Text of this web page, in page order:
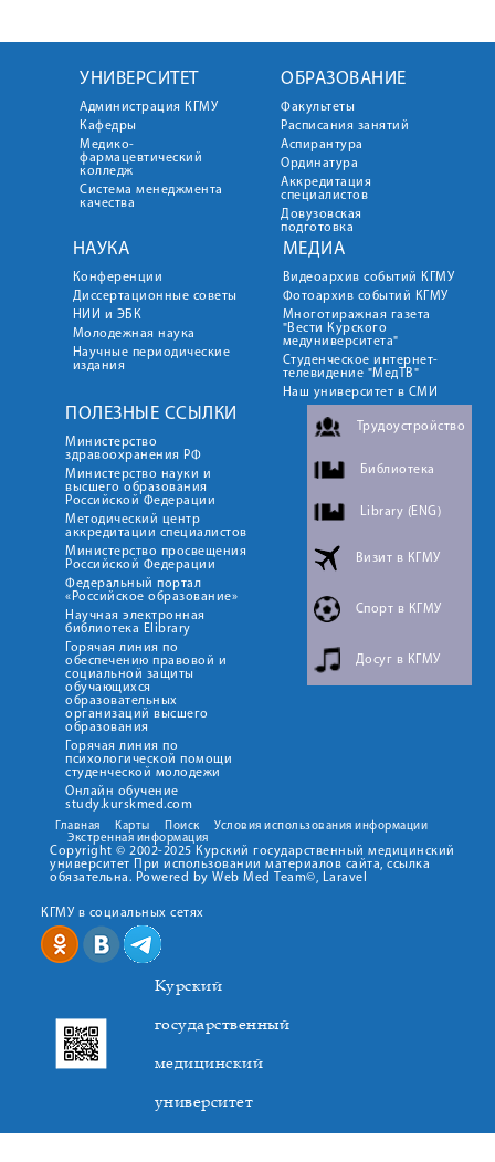
УНИВЕРСИТЕТ
Администрация КГМУ
Кафедры
Медико-
фармацевтический
колледж
Система менеджмента
качества
ОБРАЗОВАНИЕ
Факультеты
Расписания занятий
Аспирантура
Ординатура
Аккредитация
специалистов
Довузовская
подготовка
НАУКА
Конференции
Диссертационные советы
НИИ и ЭБК
Молодежная наука
Научные периодические
издания
МЕДИА
Видеоархив событий КГМУ
Фотоархив событий КГМУ
Многотиражная газета
"Вести Курского
медуниверситета"
Студенческое интернет-
телевидение "МедТВ"
Наш университет в СМИ
ПОЛЕЗНЫЕ ССЫЛКИ
Министерство
здравоохранения РФ
Министерство науки и
высшего образования
Российской Федерации
Методический центр
аккредитации специалистов
Министерство просвещения
Российской Федерации
Федеральный портал
«Российское образование»
Научная электронная
библиотека Elibrary
Горячая линия по
обеспечению правовой и
социальной защиты
обучающихся
образовательных
организаций высшего
образования
Горячая линия по
психологической помощи
студенческой молодежи
Онлайн обучение
study.kurskmed.com
Трудоустройство
Библиотека
Library (ENG)
Визит в КГМУ
Спорт в КГМУ
Досуг в КГМУ
Главная Карты Поиск
Условия использования информации
Экстренная информация
Copyright © 2002-2025 Курский государственный медицинский
университет При использовании материалов сайта, ссылка
обязательна. Powered by Web Med Team©, Laravel
КГМУ в социальных сетях
Курский
государственный
медицинский
университет